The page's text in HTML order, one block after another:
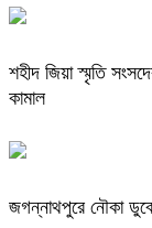
শহীদ জিয়া স্মৃতি
কামাল
জগন্নাথপুরে নৌকা